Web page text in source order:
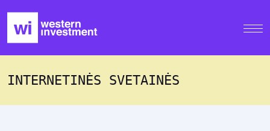
INTERNETINĖS SVETAINĖS